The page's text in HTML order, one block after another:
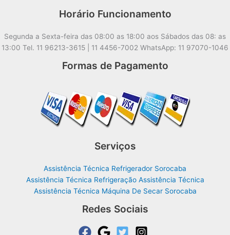
Horário Funcionamento
Segunda a Sexta-feira das 08:00 as 18:00 aos Sábados das 08: as
13:00 Tel. 11 96213-3615 | 11 4456-7002 WhatsApp: 11 97070-1046
Formas de Pagamento
Serviços
Assistência Técnica Refrigerador Sorocaba
Assistência Técnica Refrigeração Assistência Técnica
Assistência Técnica Máquina De Secar Sorocaba
Redes Sociais